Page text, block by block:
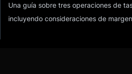
Una guía sobre tres operaciones de
incluyendo consideraciones de